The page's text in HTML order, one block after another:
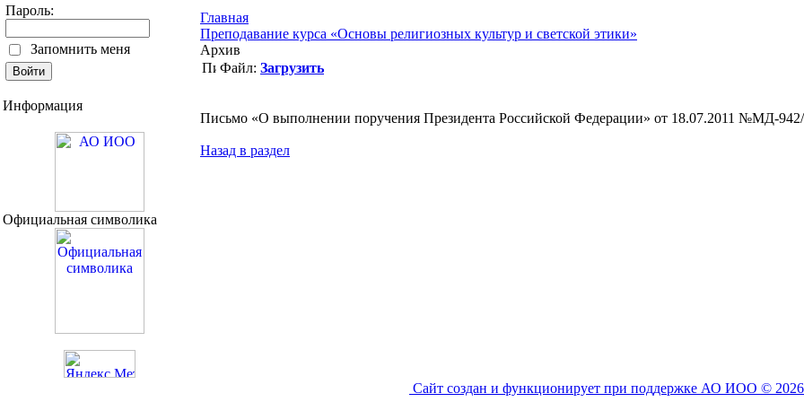
Пароль:
Запомнить меня
Информация
Официальная символика
Главная
Преподавание курса «Основы религиозных культур и светской этики»
Архив
Файл: Загрузить
Письмо «О выполнении поручения Президента Российской Федерации» от 18.07.2011 №МД-
Назад в раздел
Сайт создан и функционирует при поддержке АО ИОО © 2026